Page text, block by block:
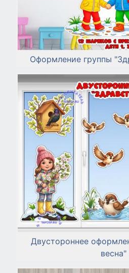
Оформление группы
Двустороннее
весна"